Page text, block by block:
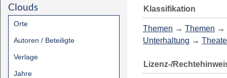
Clouds
Orte
Autoren / Beteiligte
Verlage
Jahre
Klassifikation
Themen → Themen →
Unterhaltung →
Lizenz-/